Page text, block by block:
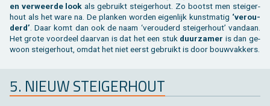
en ver­weer­de look als ge­bruikt stei­ger­hout. Zo bootst men stei­ger­
hout als het ware na. De plan­ken wor­den ei­gen­lijk kunst­ma­tig ‘ver­ou­
derd’ . Daar komt dan ook de naam ‘ver­ou­derd stei­ger­hout’ van­daan.
Het grote voor­deel daar­van is dat het een stuk duur­za­mer is dan ge­
woon stei­ger­hout, omdat het niet eerst ge­bruikt is door bouw­vak­kers.
5. NIEUW STEI­GER­HOUT